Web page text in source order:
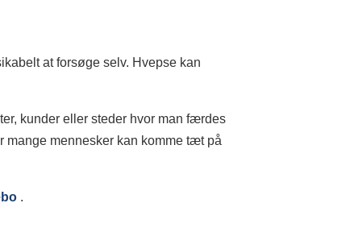
at forsøge selv. Hvepse kan
kunder eller steder hvor man færdes
mange mennesker kan komme tæt på
.